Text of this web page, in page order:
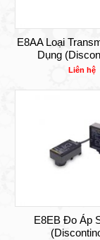
E8AA Loại
Dụng
Liên hệ
E8EB Đo Áp